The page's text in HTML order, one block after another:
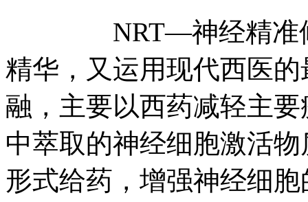
NRT—神经精准修正
精华，又运用现代西医
融，主要以西药减轻主
中萃取的神经细胞激活
形式给药，增强神经细